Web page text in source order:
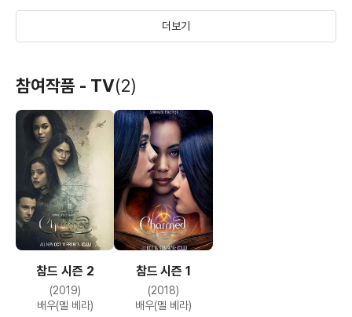
오스카 그랜트의
어떤 하루
배우(소피나)
배우(이자벨)
학생 회장 암살하기
(2008)
아메리칸 선
(2008)
더보기
참여작품 - TV(2)
참드 시즌 2
(2019)
배우(멜 베라)
참드 시즌 1
(2018)
배우(멜 베라)